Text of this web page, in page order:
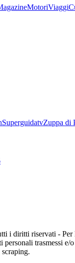
MotoriViaggi
SuperguidatvZuppa di
i diritti riservati -
personali trasmessi